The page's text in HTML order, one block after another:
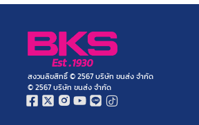
สงวนลิขสิทธิ์ © 2567 บริษัท ขนส่ง จำกัด
© 2567 บริษัท ขนส่ง จำกัด